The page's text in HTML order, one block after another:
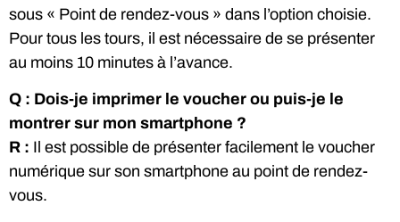
sous « Point de rendez-vous » dans l’option choisie.
Pour tous les tours, il est nécessaire de se présenter
au moins 10 minutes à l’avance.
Q : Dois-je imprimer le voucher ou puis-je le
montrer sur mon smartphone ?
R : Il est possible de présenter facilement le voucher
numérique sur son smartphone au point de rendez-
vous.